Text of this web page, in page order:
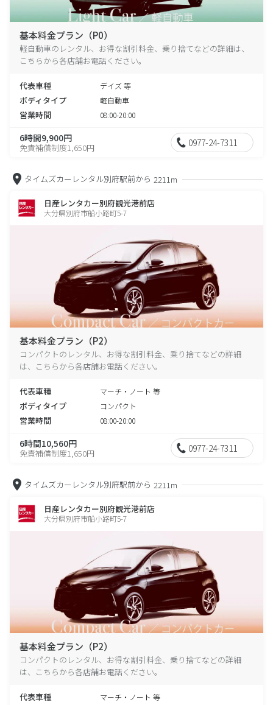
基本料金プラン（P0）
軽自動車のレンタル、お得な割引料金、乗り捨てなどの詳細は、
こちらから各店舗お電話ください。
代表車種 デイズ 等
ボディタイプ 軽自動車
営業時間 08:00-20:00
6時間9,900円
免責補償制度1,650円 0977-24-7311
タイムズカーレンタル別府駅前から 2211m
日産レンタカー別府観光港前店
大分県別府市船小路町5-7
基本料金プラン（P2）
コンパクトのレンタル、お得な割引料金、乗り捨てなどの詳細
は、こちらから各店舗お電話ください。
代表車種 マーチ・ノート 等
ボディタイプ コンパクト
営業時間 08:00-20:00
6時間10,560円
免責補償制度1,650円 0977-24-7311
タイムズカーレンタル別府駅前から 2211m
日産レンタカー別府観光港前店
大分県別府市船小路町5-7
基本料金プラン（P2）
コンパクトのレンタル、お得な割引料金、乗り捨てなどの詳細
は、こちらから各店舗お電話ください。
代表車種 マーチ・ノート 等